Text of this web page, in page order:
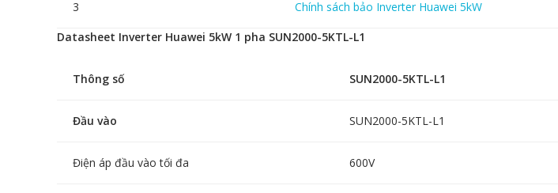
3
Chính sách bảo Inverter Huawei 5kW
Datasheet Inverter Huawei 5kW 1 pha SUN2000-5KTL-L1
Thông số SUN2000-5KTL-L1
Đầu vào SUN2000-5KTL-L1
Điện áp đầu vào tối đa 600V